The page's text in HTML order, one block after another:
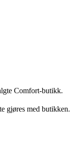
Comfort-butikk.
gjøres med butikken.